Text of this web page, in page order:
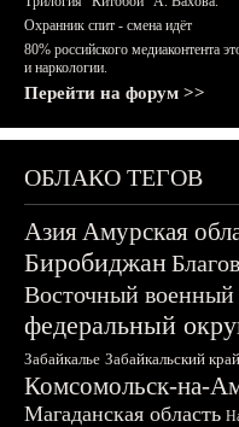
Охранник спит - смена идёт
80% российского медиаконтента
и наркологии.
Перейти на форум >>
ОБЛАКО ТЕГОВ
АзияАмурская
Биробиджан
Восточный военный
федеральный
Забайкалье Забайкальский край
Комсомольск-на-
Магаданская область